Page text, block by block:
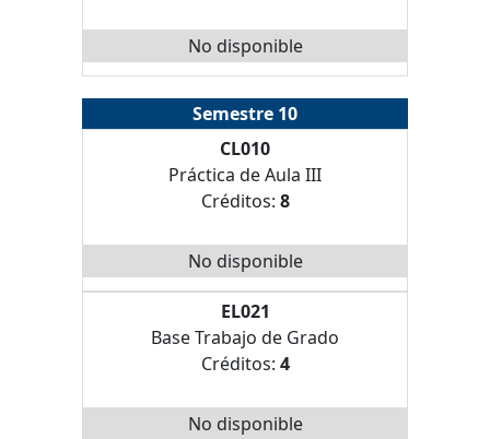
No disponible
Semestre 10
CL010
Práctica de Aula III
Créditos: 8
No disponible
EL021
Base Trabajo de Grado
Créditos: 4
No disponible